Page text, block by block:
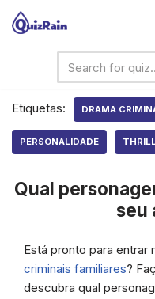
Etiquetas: DRAMA
PERSONALIDADE
Qual
seu
Está pronto para entrar
criminais familiares?
descubra qual